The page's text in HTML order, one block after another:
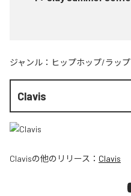
ジャンル： ヒップホップ/ラップ
Clavis
Clavisの他のリリース： Clavis